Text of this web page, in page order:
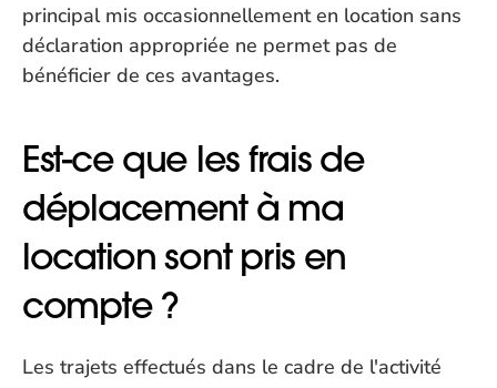
principal mis occasionnellement en location sans
déclaration appropriée ne permet pas de
bénéficier de ces avantages.
Est-ce que les frais de
déplacement à ma
location sont pris en
compte ?
Les trajets effectués dans le cadre de l'activité